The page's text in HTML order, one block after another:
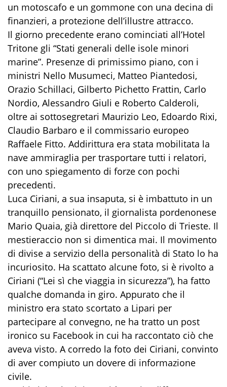
un motoscafo e un gommone con una decina di
finanzieri, a protezione dell’illustre attracco.
Il giorno precedente erano cominciati all’Hotel
Tritone gli “Stati generali delle isole minori
marine”. Presenze di primissimo piano, con i
ministri Nello Musumeci, Matteo Piantedosi,
Orazio Schillaci, Gilberto Pichetto Frattin, Carlo
Nordio, Alessandro Giuli e Roberto Calderoli,
oltre ai sottosegretari Maurizio Leo, Edoardo Rixi,
Claudio Barbaro e il commissario europeo
Raffaele Fitto. Addirittura era stata mobilitata la
nave ammiraglia per trasportare tutti i relatori,
con uno spiegamento di forze con pochi
precedenti.
Luca Ciriani, a sua insaputa, si è imbattuto in un
tranquillo pensionato, il giornalista pordenonese
Mario Quaia, già direttore del Piccolo di Trieste. Il
mestieraccio non si dimentica mai. Il movimento
di divise a servizio della personalità di Stato lo ha
incuriosito. Ha scattato alcune foto, si è rivolto a
Ciriani (“Lei sì che viaggia in sicurezza”), ha fatto
qualche domanda in giro. Appurato che il
ministro era stato scortato a Lipari per
partecipare al convegno, ne ha tratto un post
ironico su Facebook in cui ha raccontato ciò che
aveva visto. A corredo la foto dei Ciriani, convinto
di aver compiuto un dovere di informazione
civile.